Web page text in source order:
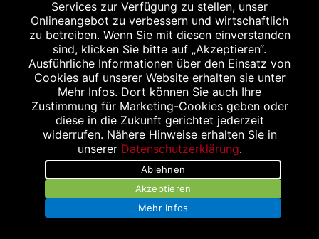
Services zur Verfügung zu stellen, unser
Onlineangebot zu verbessern und wirtschaftlich
zu betreiben. Wenn Sie mit diesen einverstanden
sind, klicken Sie bitte auf „Akzeptieren“.
Ausführliche Informationen über den Einsatz von
Cookies auf unserer Website erhalten sie unter
Mehr Infos. Dort können Sie auch Ihre
Zustimmung für Marketing-Cookies geben oder
diese in die Zukunft gerichtet jederzeit
widerrufen. Nähere Hinweise erhalten Sie in
unserer Datenschutzerklärung.
Ablehnen
Akzeptieren
Mehr Infos